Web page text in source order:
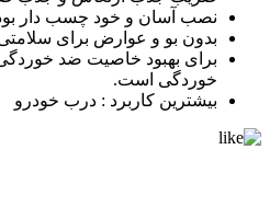
نصب آسان و خود چسب دار
بدون بو و عوارض برای
برای بهبود خاصیت ضد
خوردگی است.
بيشترين كاربرد : درب خودرو